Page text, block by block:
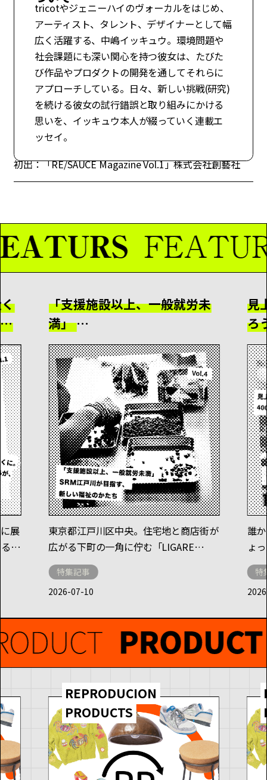
tricotやジェニーハイのヴォーカルをはじめ、
アーティスト、タレント、デザイナーとして幅
広く活躍する、中嶋イッキュウ。環境問題や
社会課題にも深い関心を持つ彼女は、たびた
び作品やプロダクトの開発を通してそれらに
アプローチしている。日々、新しい挑戦(研究)
を続ける彼女の試行錯誤と取り組みにかける
思いを、イッキュウ本人が綴っていく連載エ
ッセイ。
初出：「RE/SAUCE Magazine Vol.1」株式会社創藝社
展
人
の
の
伝
何
の
「支援施設以上、一般就労未
満」
SRM江戸川が目指す、新しい
福祉のかたち
東京都江戸川区中央。住宅地と商店街が
広がる下町の一角に佇む「LIGARE
COFFEE」では、障がいのある方たちが
焙煎したスペシャルティコーヒーが提供
されている。
援B型事業所
「SRM江戸川」だ。
取り組みと想いについて話を伺った 。
特集記事
2026-07-10
見
ろ
壁
誰
ょ
の
「
事
あ
リ
な
特
REPRODUCION
PRODUCTS